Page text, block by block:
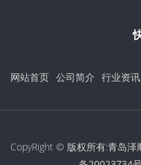
网站首页 公司简介 行业资讯
CopyRight © 版权所有:青岛泽